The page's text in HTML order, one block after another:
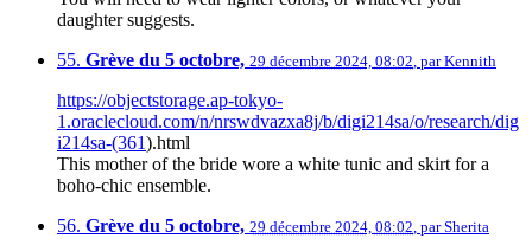
daughter suggests.
55. Grève du 5 octobre, 29 décembre 2024, 08:02 parKennith
https://objectstorage.ap-tokyo-
1.oraclecloud.com/n/nrswdvazxa8j/b/digi214sa/o/research/dig
i214sa-(361).html
This mother of the bride wore a white tunic and skirt for a
boho-chic ensemble.
56. Grève du 5 octobre, 29 décembre 2024, 08:02 parSherita